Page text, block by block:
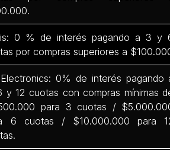
0 % de interés pagando a 3 y
por compras superiores a
0% de interés pagando
y 12 cuotas con compras mínimas
para 3 cuotas /
6 cuotas / $10.000.000 para